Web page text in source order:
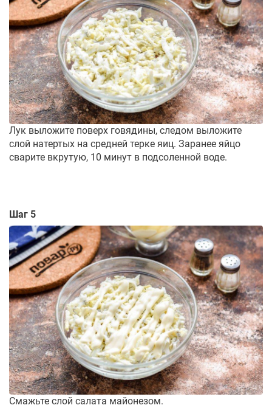
Лук выложите поверх говядины, следом выложите
слой натертых на средней терке яиц. Заранее яйцо
сварите вкрутую, 10 минут в подсоленной воде.
Шаг 5
Смажьте слой салата майонезом.